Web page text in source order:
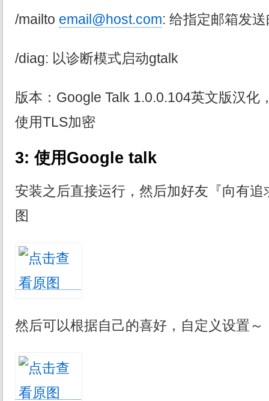
/mailto email@host.com: 给指定邮箱发
/diag: 以诊断模式启动gtalk
版本：Google Talk 1.0.0.104英文版汉化
使用TLS加密
3: 使用Google talk
安装之后直接运行，然后加好友『向有
图
然后可以根据自己的喜好，自定义设置～